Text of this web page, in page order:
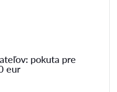
pokuta pre
eur